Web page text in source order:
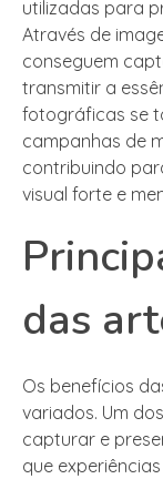
utilizadas para
Através de
conseguem
transmitir a
fotográficas se
campanhas de
contribuindo
visual forte e
das
Os benefícios
variados. Um
capturar e
que